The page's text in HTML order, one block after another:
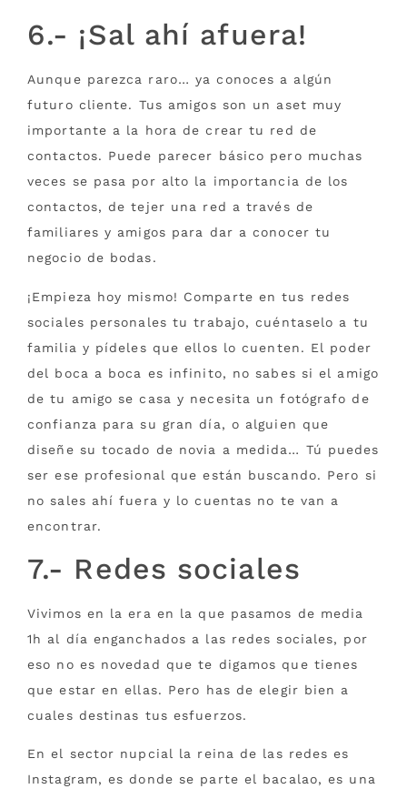
6.- ¡Sal ahí afuera!
Aunque parezca raro… ya conoces a algún
futuro cliente. Tus amigos son un aset muy
importante a la hora de crear tu red de
contactos. Puede parecer básico pero muchas
veces se pasa por alto la importancia de los
contactos, de tejer una red a través de
familiares y amigos para dar a conocer tu
negocio de bodas.
¡Empieza hoy mismo! Comparte en tus redes
sociales personales tu trabajo, cuéntaselo a tu
familia y pídeles que ellos lo cuenten. El poder
del boca a boca es infinito, no sabes si el amigo
de tu amigo se casa y necesita un fotógrafo de
confianza para su gran día, o alguien que
diseñe su tocado de novia a medida… Tú puedes
ser ese profesional que están buscando. Pero si
no sales ahí fuera y lo cuentas no te van a
encontrar.
7.- Redes sociales
Vivimos en la era en la que pasamos de media
1h al día enganchados a las redes sociales, por
eso no es novedad que te digamos que tienes
que estar en ellas. Pero has de elegir bien a
cuales destinas tus esfuerzos.
En el sector nupcial la reina de las redes es
Instagram, es donde se parte el bacalao, es una